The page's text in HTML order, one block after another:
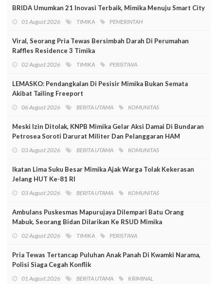
BRIDA Umumkan 21 Inovasi Terbaik, Mimika Menuju Smart City
01 August 2026 TIMIKA PEMERINTAH
Viral, Seorang Pria Tewas Bersimbah Darah Di Perumahan
Raffles Residence 3 Timika
02 August 2026 TIMIKA PERISTIWA
LEMASKO: Pendangkalan Di Pesisir Mimika Bukan Semata
Akibat Tailing Freeport
06 August 2026 BERITA UTAMA KOMUNITAS
Meski Izin Ditolak, KNPB Mimika Gelar Aksi Damai Di Bundaran
Petrosea Soroti Darurat Militer Dan Pelanggaran HAM
03 August 2026 BERITA UTAMA KOMUNITAS
Ikatan Lima Suku Besar Mimika Ajak Warga Tolak Kekerasan
Jelang HUT Ke-81 RI
03 August 2026 BERITA UTAMA KOMUNITAS
Ambulans Puskesmas Mapurujaya Dilempari Batu Orang
Mabuk, Seorang Bidan Dilarikan Ke RSUD Mimika
02 August 2026 TIMIKA PERISTIWA
Pria Tewas Tertancap Puluhan Anak Panah Di Kwamki Narama,
Polisi Siaga Cegah Konflik
01 August 2026 BERITA UTAMA KRIMINAL